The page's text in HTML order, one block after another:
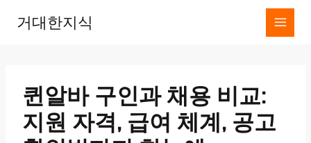
거대한지식
퀸알바 구인과 채용 비교:
지원 자격, 급여 체계, 공고